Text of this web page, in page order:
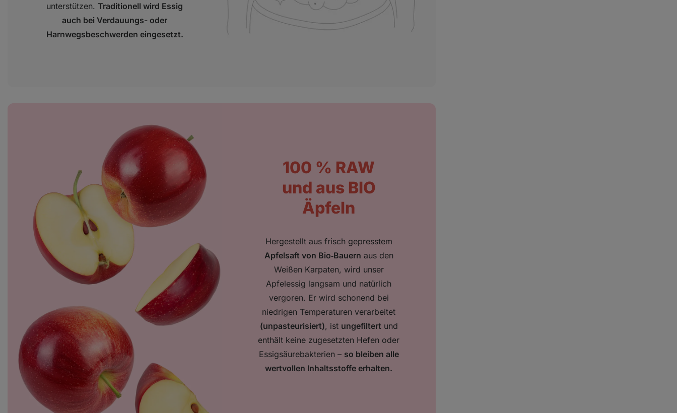
unterstützen. Traditionell wird Essig
auch bei Verdauungs- oder
Harnwegsbeschwerden eingesetzt.
100 % RAW
und aus BIO
Äpfeln
Hergestellt aus frisch gepresstem
Apfelsaft von Bio‑Bauern aus den
Weißen Karpaten, wird unser
Apfelessig langsam und natürlich
vergoren. Er wird schonend bei
niedrigen Temperaturen verarbeitet
(unpasteurisiert), ist ungefiltertund
enthält keine zugesetzten Hefen oder
Essigsäurebakterien – so bleiben alle
wertvollen Inhaltsstoffe erhalten.